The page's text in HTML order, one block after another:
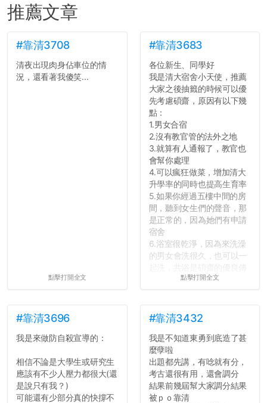
推薦文章
#靠清3708
清夜出現肉身佔車位的情
況，還看著我傻笑...
點擊打開全文
#靠清3683
各位新生、同學好
我是清大宿舍小天使，推薦
大家之後抽籤的時候可以優
先考慮碩齋，原因有以下幾
點：
1.男女合宿
2.沒有教官管的法外之地
3.就算有人通報了，教官也
會幫你處理
4.可以瘋狂做菜，增加清大
升學率的同時也提高生育率
5.如果你經過五樓中間的房
間，聽到女生們的聲音，那
是正常的，因為她們有申請
宿舍
6.浴室很乾淨，因為來洗澡
的男女會洗很久，也可以一
舍房間，都歡迎留言讓我知
道...
點擊打開全文
#靠清3696
我是來做防自殺宣導的：
相信不論是大學生或研究生
應該有不少人壓力都很大(還
是說只有我？)
可能還有少部分真的快撐不
#靠清3432
我是不知道東勇到底造了甚
麼孽啦
出題都先講，有唸就有分，
考古還很有用，還會調分
結果前幾屆幫大家調分結果
被ｐｏ靠清